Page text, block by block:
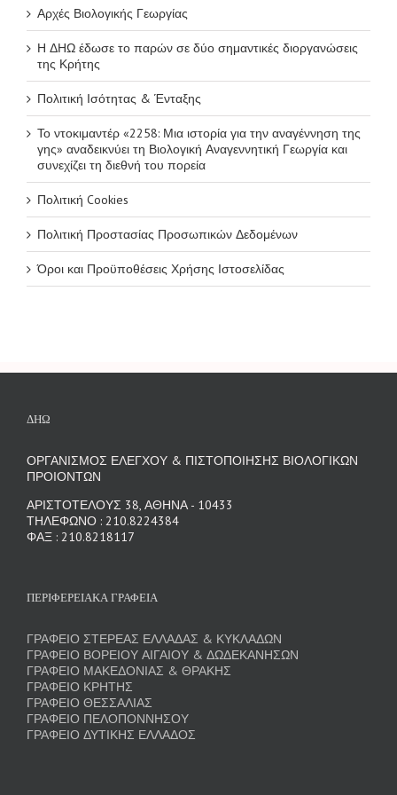
Αρχές Βιολογικής Γεωργίας
Η ΔΗΩ έδωσε το παρών σε δύο σημαντικές διοργανώσεις
της Κρήτης
Πολιτική Ισότητας & Ένταξης
Το ντοκιμαντέρ «2258: Μια ιστορία για την αναγέννηση της
γης» αναδεικνύει τη Βιολογική Αναγεννητική Γεωργία και
συνεχίζει τη διεθνή του πορεία
Πολιτική Cookies
Πολιτική Προστασίας Προσωπικών Δεδομένων
Όροι και Προϋποθέσεις Χρήσης Ιστοσελίδας
ΔΗΩ
ΟΡΓΑΝΙΣΜΟΣ ΕΛΕΓΧΟΥ & ΠΙΣΤΟΠΟΙΗΣΗΣ ΒΙΟΛΟΓΙΚΩΝ
ΠΡΟΙΟΝΤΩΝ
ΑΡΙΣΤΟΤΕΛΟΥΣ 38, ΑΘΗΝΑ - 10433
ΤΗΛΕΦΩΝΟ : 210.8224384
ΦΑΞ : 210.8218117
ΠΕΡΙΦΕΡΕΙΑΚΑ ΓΡΑΦΕΙΑ
ΓΡΑΦΕΙΟ ΣΤΕΡΕΑΣ ΕΛΛΑΔΑΣ & ΚΥΚΛΑΔΩΝ
ΓΡΑΦΕΙΟ ΒΟΡΕΙΟΥ ΑΙΓΑΙΟΥ & ΔΩΔΕΚΑΝΗΣΩΝ
ΓΡΑΦΕΙΟ ΜΑΚΕΔΟΝΙΑΣ & ΘΡΑΚΗΣ
ΓΡΑΦΕΙΟ ΚΡΗΤΗΣ
ΓΡΑΦΕΙΟ ΘΕΣΣΑΛΙΑΣ
ΓΡΑΦΕΙΟ ΠΕΛΟΠΟΝΝΗΣΟΥ
ΓΡΑΦΕΙΟ ΔΥΤΙΚΗΣ ΕΛΛΑΔΟΣ